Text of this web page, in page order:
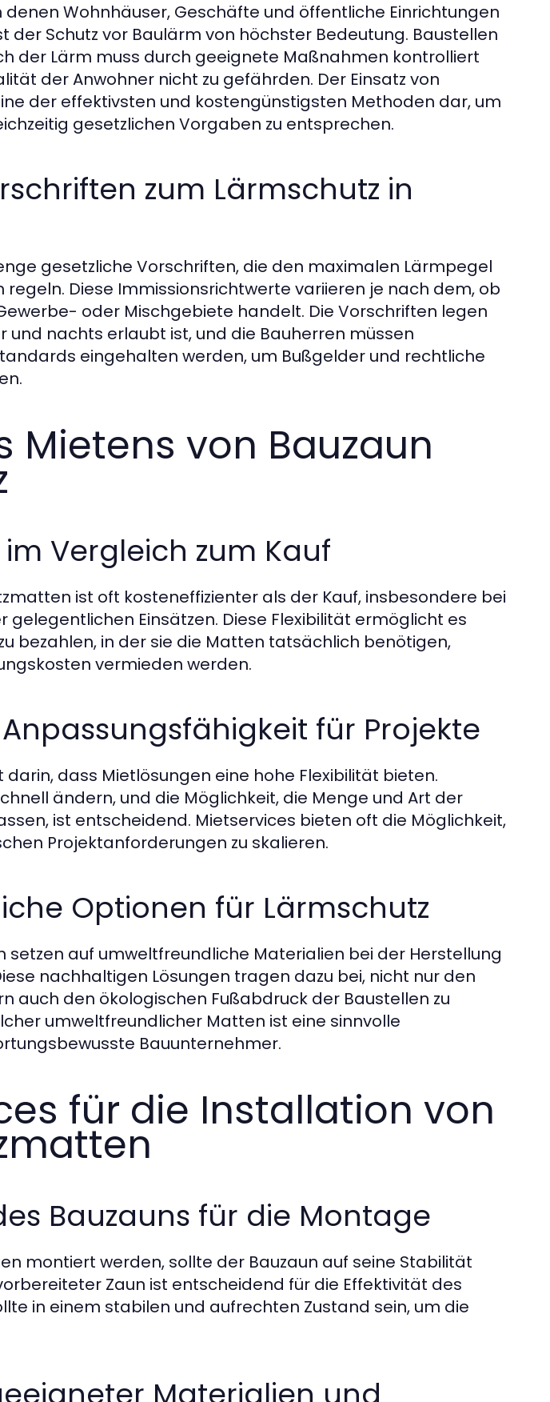
Wohnhäuser, Geschäfte und öffentliche Einrichtungen
der Schutz vor Baulärm von höchster Bedeutung. Baustellen
der Lärm muss durch geeignete Maßnahmen kontrolliert
der Anwohner nicht zu gefährden. Der Einsatz von
der effektivsten und kostengünstigsten Methoden dar, um
gesetzlichen Vorgaben zu entsprechen.
zum Lärmschutz in
gesetzliche Vorschriften, die den maximalen Lärmpegel
Diese Immissionsrichtwerte variieren je nach dem, ob
oder Mischgebiete handelt. Die Vorschriften legen
und nachts erlaubt ist, und die Bauherren müssen
eingehalten werden, um Bußgelder und rechtliche
Mietens von Bauzaun
im Vergleich zum Kauf
ist oft kosteneffizienter als der Kauf, insbesondere bei
gelegentlichen Einsätzen. Diese Flexibilität ermöglicht es
bezahlen, in der sie die Matten tatsächlich benötigen,
vermieden werden.
für Projekte
dass Mietlösungen eine hohe Flexibilität bieten.
ändern, und die Möglichkeit, die Menge und Art der
ist entscheidend. Mietservices bieten oft die Möglichkeit,
Projektanforderungen zu skalieren.
Optionen für Lärmschutz
auf umweltfreundliche Materialien bei der Herstellung
nachhaltigen Lösungen tragen dazu bei, nicht nur den
auch den ökologischen Fußabdruck der Baustellen zu
umweltfreundlicher Matten ist eine sinnvolle
Bauunternehmer.
für die Installation von
Bauzauns für die Montage
montiert werden, sollte der Bauzaun auf seine Stabilität
Zaun ist entscheidend für die Effektivität des
in einem stabilen und aufrechten Zustand sein, um die